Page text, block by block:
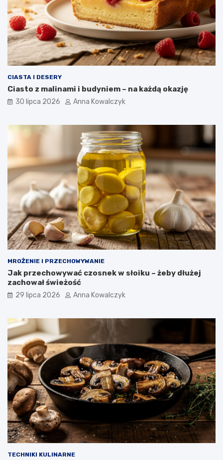
CIASTA I DESERY
Ciasto z malinami i budyniem – na każdą okazję
30 lipca 2026 Anna Kowalczyk
MROŻENIE I PRZECHOWYWANIE
Jak przechowywać czosnek w słoiku – żeby dłużej
zachował świeżość
29 lipca 2026 Anna Kowalczyk
TECHNIKI KULINARNE